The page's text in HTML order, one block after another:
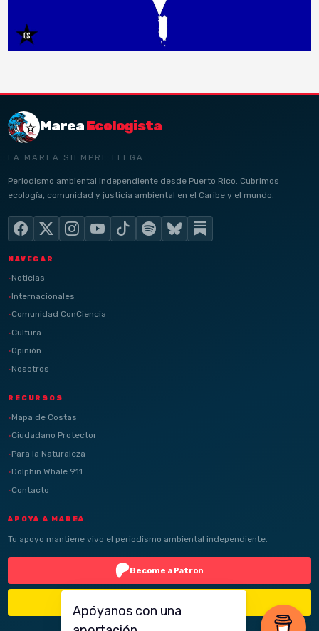
MareaEcologista
LA MAREA SIEMPRE LLEGA
Periodismo ambiental independiente desde Puerto Rico. Cubrimos
ecología, comunidad y justicia ambiental en el Caribe y el mundo.
NAVEGAR
Noticias
Internacionales
Comunidad ConCiencia
Cultura
Opinión
Nosotros
RECURSOS
Mapa de Costas
Ciudadano Protector
Para la Naturaleza
Dolphin Whale 911
Contacto
APOYA A MAREA
Tu apoyo mantiene vivo el periodismo ambiental independiente.
Become a Patron
Apóyanos con una